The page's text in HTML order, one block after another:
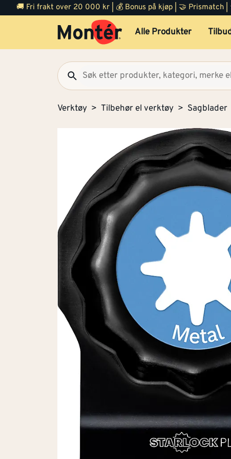
🚚 Fri frakt over 20 000 kr | 💰 Bonus på kjøp | 🤝 Prismatch |
Alle Produkter
Verktøy Tilbehør el verktøy Sagblader